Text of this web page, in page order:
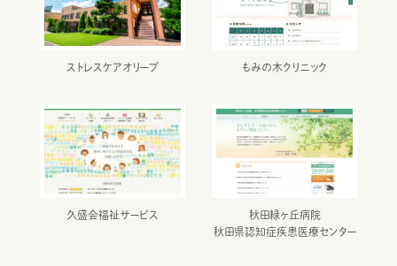
ストレスケアオリーブ もみの木クリニック
久盛会福祉サービス
秋田緑ヶ丘病院
秋田県認知症疾患医療センター